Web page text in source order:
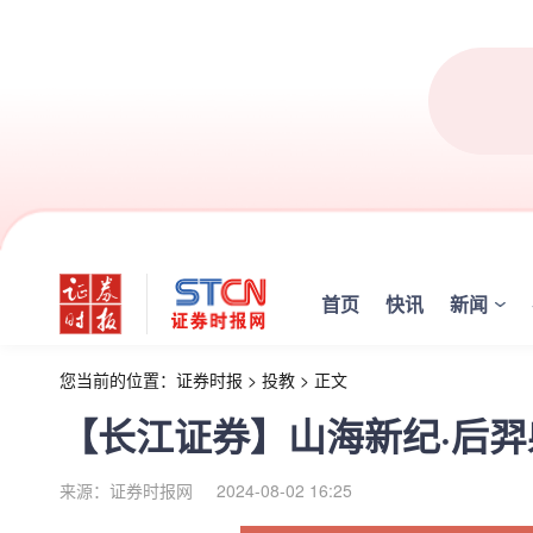
首页 快讯 新闻
您当前的位置： 证券时报 > 投教 > 正文
【长江证券】山海新纪·后
来源：证券时报网 2024-08-02 16:25